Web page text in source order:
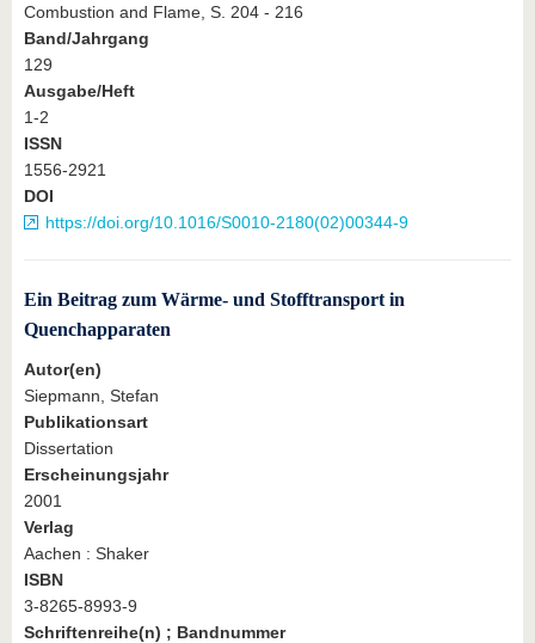
Combustion and Flame, S. 204 - 216
Band/Jahrgang
129
Ausgabe/Heft
1-2
ISSN
1556-2921
DOI
https://doi.org/10.1016/S0010-2180(02)00344-9
Ein Beitrag zum Wärme- und Stofftransport in
Quenchapparaten
Autor(en)
Siepmann, Stefan
Publikationsart
Dissertation
Erscheinungsjahr
2001
Verlag
Aachen : Shaker
ISBN
3-8265-8993-9
Schriftenreihe(n) ; Bandnummer